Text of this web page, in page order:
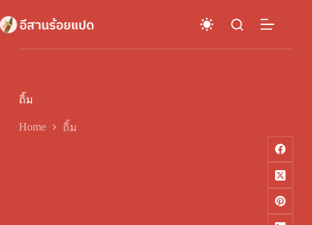
to
content
ถิ้ม
Home ถิ้ม